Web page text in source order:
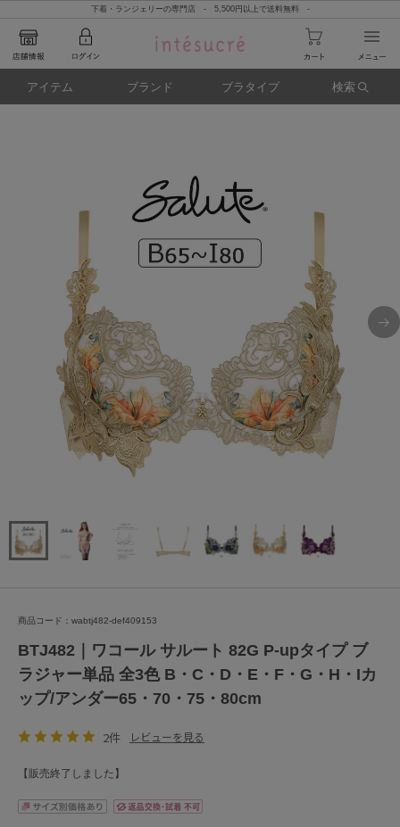
下着・ランジェリーの専門店 - 5,500円以上で送料無料 -
アイテム ブランド ブラタイプ 検索
商品コード：wabtj482-def409153
BTJ482｜ワコール サルート 82G P-upタイプ ブ
ラジャー単品 全3色 B・C・D・E・F・G・H・Iカ
ップ/アンダー65・70・75・80cm
2件 レビューを見る
【販売終了しました】